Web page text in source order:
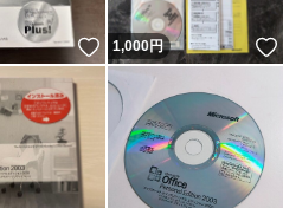
いいね！
1,000円